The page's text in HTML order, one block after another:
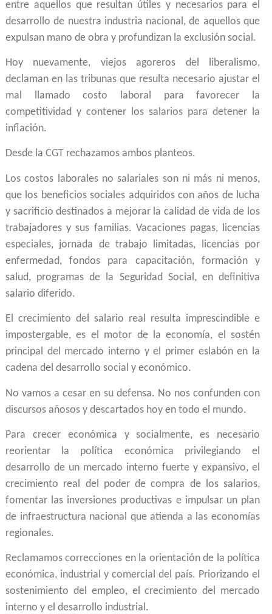
entre aquellos que resultan útiles y necesarios para el
desarrollo de nuestra industria nacional, de aquellos que
expulsan mano de obra y profundizan la exclusión social.
Hoy nuevamente, viejos agoreros del liberalismo,
declaman en las tribunas que resulta necesario ajustar el
mal llamado costo laboral para favorecer la
competitividad y contener los salarios para detener la
inflación.
Desde la CGT rechazamos ambos planteos.
Los costos laborales no salariales son ni más ni menos,
que los beneficios sociales adquiridos con años de lucha
y sacrificio destinados a mejorar la calidad de vida de los
trabajadores y sus familias. Vacaciones pagas, licencias
especiales, jornada de trabajo limitadas, licencias por
enfermedad, fondos para capacitación, formación y
salud, programas de la Seguridad Social, en definitiva
salario diferido.
El crecimiento del salario real resulta imprescindible e
impostergable, es el motor de la economía, el sostén
principal del mercado interno y el primer eslabón en la
cadena del desarrollo social y económico.
No vamos a cesar en su defensa. No nos confunden con
discursos añosos y descartados hoy en todo el mundo.
Para crecer económica y socialmente, es necesario
reorientar la política económica privilegiando el
desarrollo de un mercado interno fuerte y expansivo, el
crecimiento real del poder de compra de los salarios,
fomentar las inversiones productivas e impulsar un plan
de infraestructura nacional que atienda a las economías
regionales.
Reclamamos correcciones en la orientación de la política
económica, industrial y comercial del país. Priorizando el
sostenimiento del empleo, el crecimiento del mercado
interno y el desarrollo industrial.